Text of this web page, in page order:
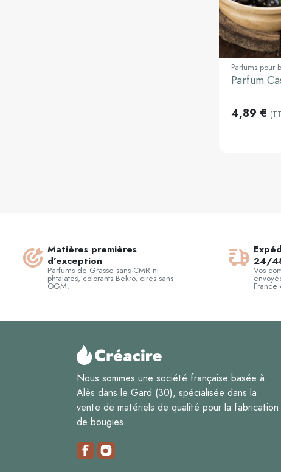
30ml
Parfums pour
Parfum
4,89 €
Matières premières
d’exception
Parfums de Grasse sans CMR ni
phtalates, colorants Bekro, cires sans
OGM.
24/
Vos
France
Nous sommes une société française basée à
Alès dans le Gard (30), spécialisée dans la
vente de matériels de qualité pour la fabrication
de bougies.